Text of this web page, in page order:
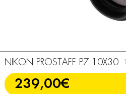
NIKON PROSTAFF P7 10X30
239,00€